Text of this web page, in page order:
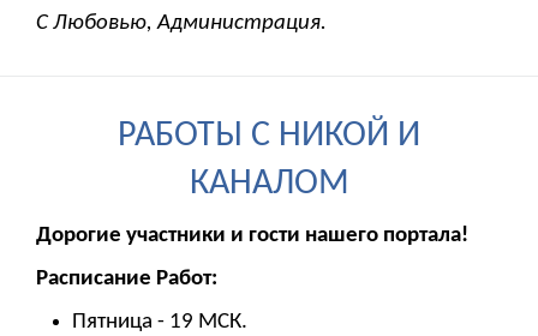
С Любовью, Администрация.
РАБОТЫ С НИКОЙ И
КАНАЛОМ
Дорогие участники и гости нашего портала!
Расписание Работ:
Пятница - 19 МСК.